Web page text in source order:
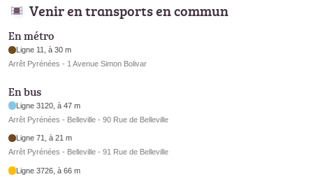
Venir en transports en commun
En métro
Ligne 11, à 30 m
Arrêt Pyrénées - 1 Avenue Simon Bolivar
En bus
Ligne 3120, à 47 m
Arrêt Pyrénées - Belleville - 90 Rue de Belleville
Ligne 71, à 21 m
Arrêt Pyrénées - Belleville - 91 Rue de Belleville
Ligne 3726, à 66 m